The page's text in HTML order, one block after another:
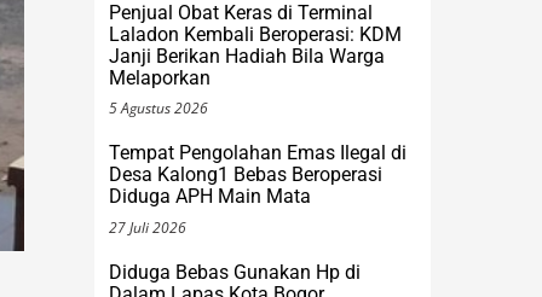
6 Agustus 2026
Penjual Obat Keras di Terminal
Laladon Kembali Beroperasi: KDM
Janji Berikan Hadiah Bila Warga
Melaporkan
5 Agustus 2026
Tempat Pengolahan Emas Ilegal di
Desa Kalong1 Bebas Beroperasi
Diduga APH Main Mata
27 Juli 2026